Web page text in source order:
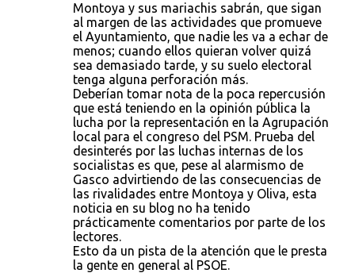
Montoya y sus mariachis sabrán, que sigan
al margen de las actividades que promueve
el Ayuntamiento, que nadie les va a echar de
menos; cuando ellos quieran volver quizá
sea demasiado tarde, y su suelo electoral
tenga alguna perforación más.
Deberían tomar nota de la poca repercusión
que está teniendo en la opinión pública la
lucha por la representación en la Agrupación
local para el congreso del PSM. Prueba del
desinterés por las luchas internas de los
socialistas es que, pese al alarmismo de
Gasco advirtiendo de las consecuencias de
las rivalidades entre Montoya y Oliva, esta
noticia en su blog no ha tenido
prácticamente comentarios por parte de los
lectores.
Esto da un pista de la atención que le presta
la gente en general al PSOE.